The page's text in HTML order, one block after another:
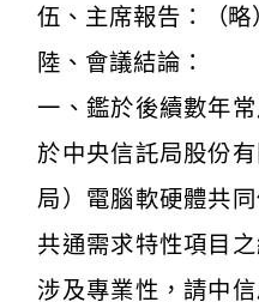
伍、主席報告：（略
陸、會議結論：
一、鑑於後續數年
於中央信託局股份
局）電腦軟硬體共
共通需求特性項目
涉及專業性，請中